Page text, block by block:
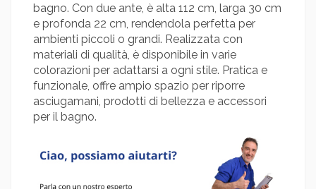
bagno. Con due ante, è alta 112 cm, larga 30 cm
e profonda 22 cm, rendendola perfetta per
ambienti piccoli o grandi. Realizzata con
materiali di qualità, è disponibile in varie
colorazioni per adattarsi a ogni stile. Pratica e
funzionale, offre ampio spazio per riporre
asciugamani, prodotti di bellezza e accessori
per il bagno.